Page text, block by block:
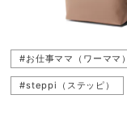
#お仕事ママ（ワーママ）
#steppi（ステッピ）